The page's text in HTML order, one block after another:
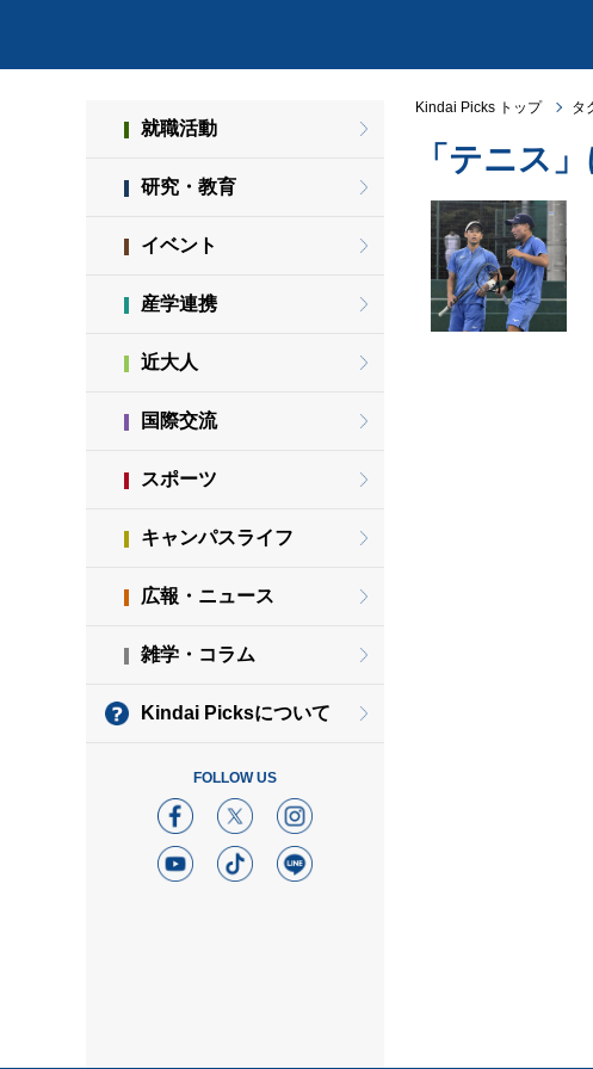
Kindai Picks トップ タ
「テニス
就職活動
研究・教育
イベント
産学連携
近大人
国際交流
スポーツ
キャンパスライフ
広報・ニュース
雑学・コラム
Kindai Picksについて
FOLLOW US